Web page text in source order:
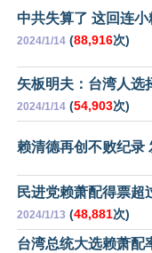
中共失算了 这回连小
2024/1/14 (88,916次)
矢板明夫：台湾人选
2024/1/14 (54,903次)
赖清德再创不败纪录
民进党赖萧配得票超
2024/1/13 (48,881次)
台湾总统大选赖萧配